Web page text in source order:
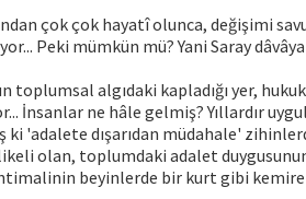
çok çok hayatî olunca, değişimi
Peki mümkün mü? Yani Saray
toplumsal algıdaki kapladığı yer,
İnsanlar ne hâle gelmiş? Yıllardır
'adalete dışarıdan müdahale'
olan, toplumdaki adalet
beyinlerde bir kurt gibi kemire